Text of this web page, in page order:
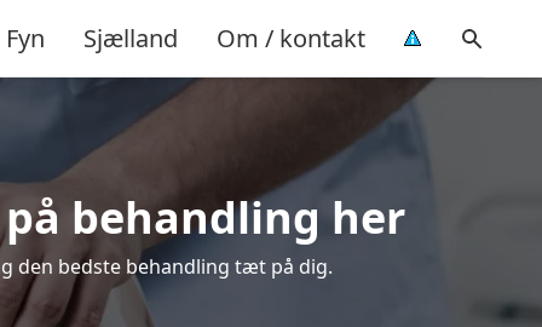
Fyn Sjælland Om / kontakt
behandling her
den bedste behandling tæt på dig.